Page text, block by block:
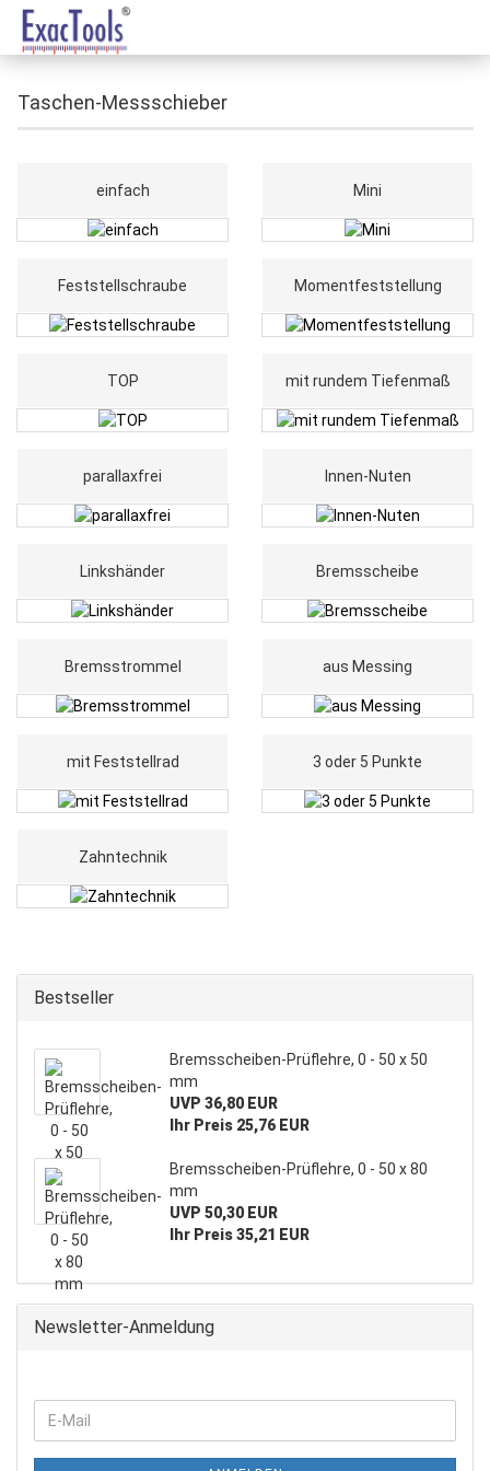
Taschen-Messschieber
einfach Mini
Feststellschraube Momentfeststellung
TOP mit rundem Tiefenmaß
parallaxfrei Innen-Nuten
Linkshänder Bremsscheibe
Bremsstrommel aus Messing
mit Feststellrad 3 oder 5 Punkte
Zahntechnik
Bestseller
Bremsscheiben-Prüflehre, 0 - 50 x 50
mm
UVP 36,80 EUR
Ihr Preis 25,76 EUR
Bremsscheiben-Prüflehre, 0 - 50 x 80
mm
UVP 50,30 EUR
Ihr Preis 35,21 EUR
Newsletter-Anmeldung